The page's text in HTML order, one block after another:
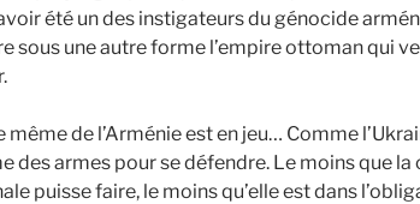
été un des instigateurs du génocide
sous une autre forme l’empire ottoman qui
même de l’Arménie est en jeu… Comme
des armes pour se défendre. Le moins que
puisse faire, le moins qu’elle est dans